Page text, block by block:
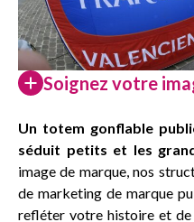
Soignez votre
Un totem gonflable
séduit petits et les
image de marque, nos
de marketing de marque
refléter votre histoire et de